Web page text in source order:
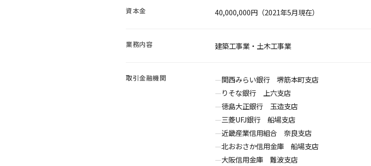
資本金 40,000,000円（2021年5月現在）
業務内容 建築工事業・土木工事業
取引金融機関
関西みらい銀行 堺筋本町支店
りそな銀行 上六支店
徳島大正銀行 玉造支店
三菱UFJ銀行 船場支店
近畿産業信用組合 奈良支店
北おおさか信用金庫 船場支店
大阪信用金庫 難波支店